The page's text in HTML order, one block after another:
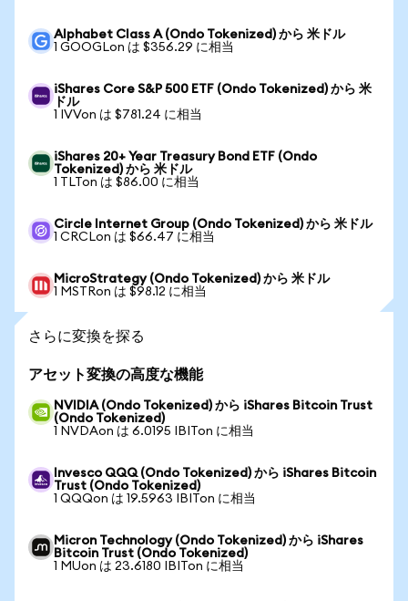
Alphabet Class A (Ondo Tokenized) から 米ドル
1 GOOGLon は $356.29 に相当
iShares Core S&P 500 ETF (Ondo Tokenized) から 米
ドル
1 IVVon は $781.24 に相当
iShares 20+ Year Treasury Bond ETF (Ondo
Tokenized) から 米ドル
1 TLTon は $86.00 に相当
Circle Internet Group (Ondo Tokenized) から 米ドル
1 CRCLon は $66.47 に相当
MicroStrategy (Ondo Tokenized) から 米ドル
1 MSTRon は $98.12 に相当
さらに変換を探る
アセット変換の高度な機能
NVIDIA (Ondo Tokenized) から iShares Bitcoin Trust
(Ondo Tokenized)
1 NVDAon は 6.0195 IBITon に相当
Invesco QQQ (Ondo Tokenized) から iShares Bitcoin
Trust (Ondo Tokenized)
1 QQQon は 19.5963 IBITon に相当
Micron Technology (Ondo Tokenized) から iShares
Bitcoin Trust (Ondo Tokenized)
1 MUon は 23.6180 IBITon に相当